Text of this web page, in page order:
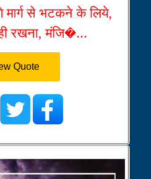
मार्ग से भटकने के लिये,
रखना, मंजि�...
Quote